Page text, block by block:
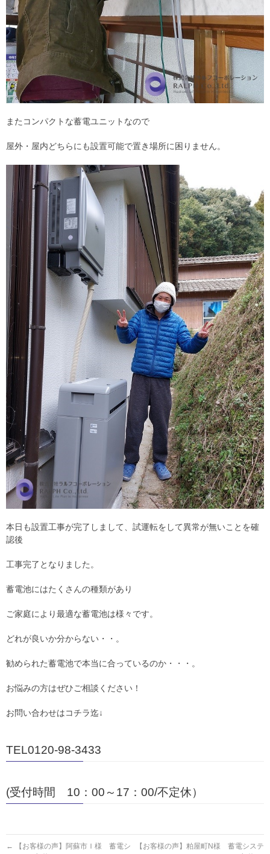
またコンパクトな蓄電ユニットなので
屋外・屋内どちらにも設置可能で置き場所に困りません。
本日も設置工事が完了しまして、試運転をして異常が無いことを確
認後
工事完了となりました。
蓄電池にはたくさんの種類があり
ご家庭により最適な蓄電池は様々です。
どれが良いか分からない・・。
勧められた蓄電池で本当に合っているのか・・・。
お悩みの方はぜひご相談ください！
お問い合わせはコチラ迄↓
TEL0120-98-3433
(受付時間 10：00～17：00/不定休）
←
【お客様の声】阿蘇市Ｉ様 蓄電シ
【お客様の声】粕屋町N様 蓄電システ